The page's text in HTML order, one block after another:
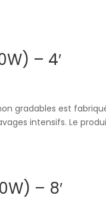
– 4′
gradables est
intensifs. Le
– 8′